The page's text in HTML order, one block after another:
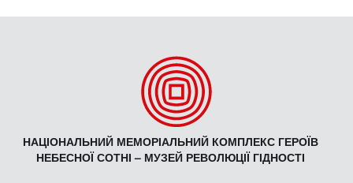
НАЦІОНАЛЬНИЙ МЕМОРІАЛЬНИЙ КОМПЛЕКС ГЕРОЇВ
НЕБЕСНОЇ СОТНІ – МУЗЕЙ РЕВОЛЮЦІЇ ГІДНОСТІ